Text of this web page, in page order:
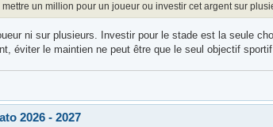
mettre un million pour un joueur ou investir cet argent sur
ni sur plusieurs. Investir pour le stade est la seule
éviter le maintien ne peut être que le seul objectif
2026 - 2027